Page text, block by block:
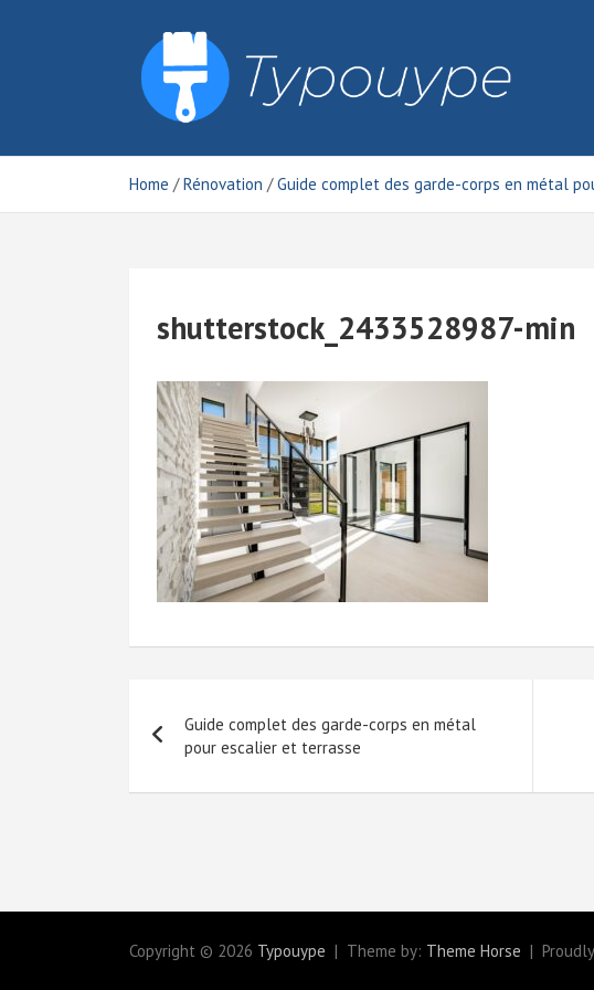
Typouype
Home Rénovation Guide complet des garde-corps en métal
shutterstock_2433528987-min
de
l’article
Guide complet des garde-corps en métal
pour escalier et terrasse
Copyright © 2026 Typouype Theme by: Theme Horse